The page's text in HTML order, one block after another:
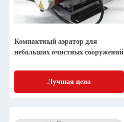
Компактный аэратор для
небольших очистных сооружений
Лучшая цена